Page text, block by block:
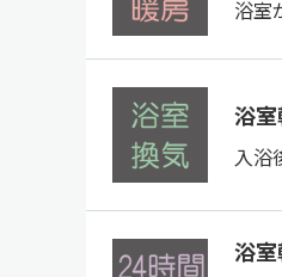
浴室
浴
入浴
浴